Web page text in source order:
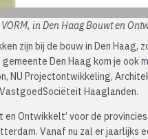
in Den Haag Bouwt en
zijn bij de bouw in Den Haag,
Den Haag kom je ook
NU Projectontwikkeling,
Haaglanden.
Ontwikkelt’ voor de
Vanaf nu zal er jaarlijks